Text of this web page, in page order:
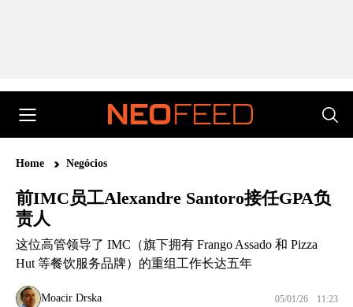
Home Negócios
前IMC员工Alexandre Santoro接任GPA负
责人
这位高管领导了 IMC（旗下拥有 Frango Assado 和 Pizza
Hut 等餐饮服务品牌）的重组工作长达五年
Moacir Drska 05/01/26 11:23